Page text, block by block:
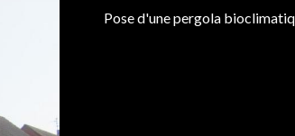
Pose d'une pergola